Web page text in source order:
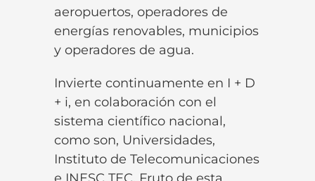
aeropuertos, operadores de
energías renovables, municipios
y operadores de agua.
Invierte continuamente en I + D
+ i, en colaboración con el
sistema científico nacional,
como son, Universidades,
Instituto de Telecomunicaciones